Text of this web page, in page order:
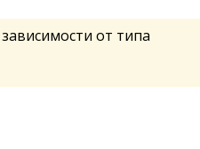
от типа